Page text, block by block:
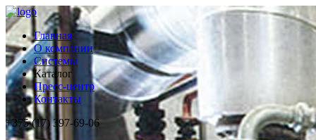
Главная
О компании
Системы
Каталог
Пресс-центр
Контакты
+375 (17) 397-69-06